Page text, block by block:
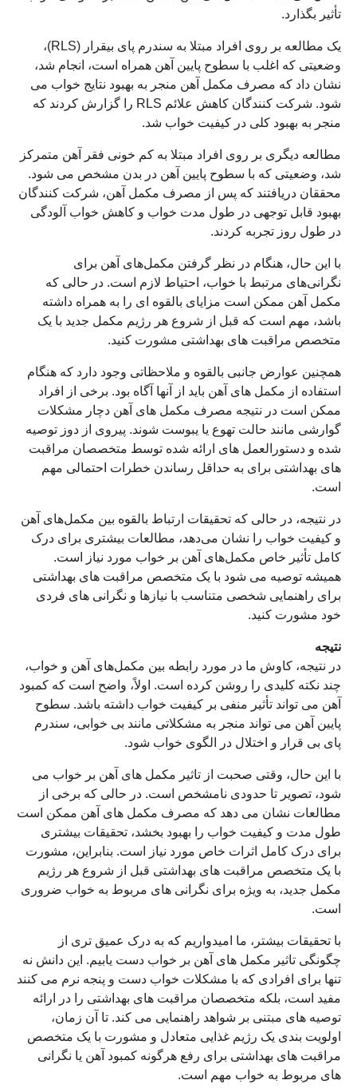
تأثیر بگذارد.
یک مطالعه بر روی افراد مبتلا به سندرم پای بیقرار (RLS)،
وضعیتی که اغلب با سطوح پایین آهن همراه است، انجام شد،
نشان داد که مصرف مکمل آهن منجر به بهبود نتایج خواب می
شود. شرکت کنندگان کاهش علائم RLS را گزارش کردند که
منجر به بهبود کلی در کیفیت خواب شد.
مطالعه دیگری بر روی افراد مبتلا به کم خونی فقر آهن متمرکز
شد، وضعیتی که با سطوح پایین آهن در بدن مشخص می شود.
محققان دریافتند که پس از مصرف مکمل آهن، شرکت کنندگان
بهبود قابل توجهی در طول مدت خواب و کاهش خواب آلودگی
در طول روز تجربه کردند.
با این حال، هنگام در نظر گرفتن مکمل‌های آهن برای
نگرانی‌های مرتبط با خواب، احتیاط لازم است. در حالی که
مکمل آهن ممکن است مزایای بالقوه ای را به همراه داشته
باشد، مهم است که قبل از شروع هر رژیم مکمل جدید با یک
متخصص مراقبت های بهداشتی مشورت کنید.
همچنین عوارض جانبی بالقوه و ملاحظاتی وجود دارد که هنگام
استفاده از مکمل های آهن باید از آنها آگاه بود. برخی از افراد
ممکن است در نتیجه مصرف مکمل های آهن دچار مشکلات
گوارشی مانند حالت تهوع یا یبوست شوند. پیروی از دوز توصیه
شده و دستورالعمل های ارائه شده توسط متخصصان مراقبت
های بهداشتی برای به حداقل رساندن خطرات احتمالی مهم
است.
در نتیجه، در حالی که تحقیقات ارتباط بالقوه بین مکمل‌های آهن
و کیفیت خواب را نشان می‌دهد، مطالعات بیشتری برای درک
کامل تأثیر خاص مکمل‌های آهن بر خواب مورد نیاز است.
همیشه توصیه می شود با یک متخصص مراقبت های بهداشتی
برای راهنمایی شخصی متناسب با نیازها و نگرانی های فردی
خود مشورت کنید.
نتیجه
در نتیجه، کاوش ما در مورد رابطه بین مکمل‌های آهن و خواب،
چند نکته کلیدی را روشن کرده است. اولاً، واضح است که کمبود
آهن می تواند تأثیر منفی بر کیفیت خواب داشته باشد. سطوح
پایین آهن می تواند منجر به مشکلاتی مانند بی خوابی، سندرم
پای بی قرار و اختلال در الگوی خواب شود.
با این حال، وقتی صحبت از تاثیر مکمل های آهن بر خواب می
شود، تصویر تا حدودی نامشخص است. در حالی که برخی از
مطالعات نشان می دهد که مصرف مکمل های آهن ممکن است
طول مدت و کیفیت خواب را بهبود بخشد، تحقیقات بیشتری
برای درک کامل اثرات خاص مورد نیاز است. بنابراین، مشورت
با یک متخصص مراقبت های بهداشتی قبل از شروع هر رژیم
مکمل جدید، به ویژه برای نگرانی های مربوط به خواب ضروری
است.
با تحقیقات بیشتر، ما امیدواریم که به درک عمیق تری از
چگونگی تاثیر مکمل های آهن بر خواب دست یابیم. این دانش نه
تنها برای افرادی که با مشکلات خواب دست و پنجه نرم می کنند
مفید است، بلکه متخصصان مراقبت های بهداشتی را در ارائه
توصیه های مبتنی بر شواهد راهنمایی می کند. تا آن زمان،
اولویت بندی یک رژیم غذایی متعادل و مشورت با یک متخصص
مراقبت های بهداشتی برای رفع هرگونه کمبود آهن یا نگرانی
های مربوط به خواب مهم است.